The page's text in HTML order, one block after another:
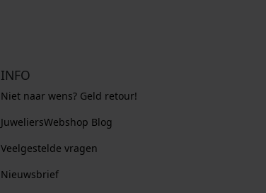
INFO
Niet naar wens? Geld retour!
JuweliersWebshop Blog
Veelgestelde vragen
Nieuwsbrief